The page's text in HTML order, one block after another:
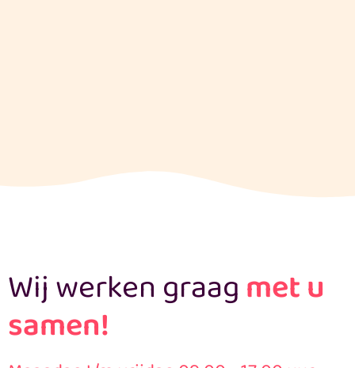
Medicatieverificatie
Een uitgebreid intakegesprek
Wij werken graagmet u
samen!